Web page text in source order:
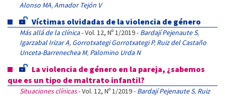
Alonso MA,Amador Tejón V
Víctimas olvidadas de la violencia de género
Más allá de la clínica- Vol. 12, Nº 1/2019 - Bardají Pejenaute S,
Igarzabal Irizar A, Gorrotxategi Gorrotxategi P, Ruiz del Castaño
Unceta-Barrenechea M, Palomino Urda N
La violencia de género en la pareja, ¿sabemos
que es un tipo de maltrato infantil?
Situaciones clínicas- Vol. 12, Nº 1/2019 - Bardají Pejenaute S, Ruiz